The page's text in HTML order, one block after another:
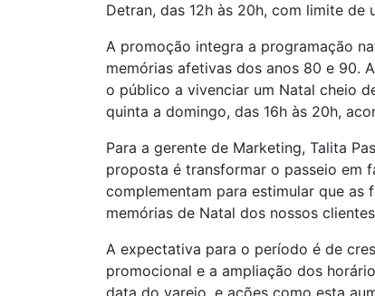
Detran, das 12h às 20h, com limite
A promoção integra a programação
memórias afetivas dos anos 80 e 90.
o público a vivenciar um Natal cheio
quinta a domingo, das 16h às 20h,
Para a gerente de Marketing, Talita
proposta é transformar o passeio em
complementam para estimular que as
memórias de Natal dos nossos
A expectativa para o período é de
promocional e a ampliação dos
data do varejo, e ações como esta